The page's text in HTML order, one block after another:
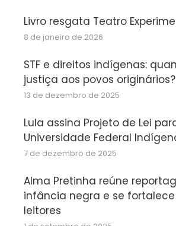
Livro resgata Teatro
8 de janeiro de 2026
STF e direitos indígenas:
justiça aos povos originários?
13 de dezembro de 2025
Lula assina Projeto de Lei
Universidade Federal
7 de dezembro de 2025
Alma Pretinha reúne
infância negra e se
leitores